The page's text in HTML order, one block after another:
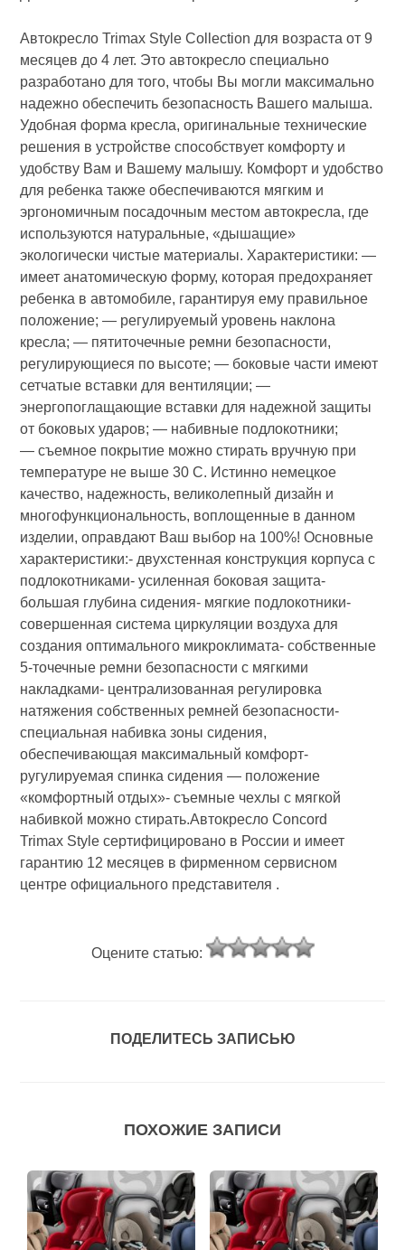
Автокресло Trimax Style Collection для возраста от 9
месяцев до 4 лет. Это автокресло специально
разработано для того, чтобы Вы могли максимально
надежно обеспечить безопасность Вашего малыша.
Удобная форма кресла, оригинальные технические
решения в устройстве способствует комфорту и
удобству Вам и Вашему малышу. Комфорт и удобство
для ребенка также обеспечиваются мягким и
эргономичным посадочным местом автокресла, где
используются натуральные, «дышащие»
экологически чистые материалы. Характеристики: —
имеет анатомическую форму, которая предохраняет
ребенка в автомобиле, гарантируя ему правильное
положение; — регулируемый уровень наклона
кресла; — пятиточечные ремни безопасности,
регулирующиеся по высоте; — боковые части имеют
сетчатые вставки для вентиляции; —
энергопоглащающие вставки для надежной защиты
от боковых ударов; — набивные подлокотники;
— съемное покрытие можно стирать вручную при
температуре не выше 30 С. Истинно немецкое
качество, надежность, великолепный дизайн и
многофункциональность, воплощенные в данном
изделии, оправдают Ваш выбор на 100%! Основные
характеристики:- двухстенная конструкция корпуса с
подлокотниками- усиленная боковая защита-
большая глубина сидения- мягкие подлокотники-
совершенная система циркуляции воздуха для
создания оптимального микроклимата- собственные
5-точечные ремни безопасности с мягкими
накладками- централизованная регулировка
натяжения собственных ремней безопасности-
специальная набивка зоны сидения,
обеспечивающая максимальный комфорт-
ругулируемая спинка сидения — положение
«комфортный отдых»- съемные чехлы с мягкой
набивкой можно стирать.Автокресло Concord
Trimax Style сертифицировано в России и имеет
гарантию 12 месяцев в фирменном сервисном
центре официального представителя .
Оцените статью:
ПОДЕЛИТЕСЬ ЗАПИСЬЮ
ПОХОЖИЕ ЗАПИСИ